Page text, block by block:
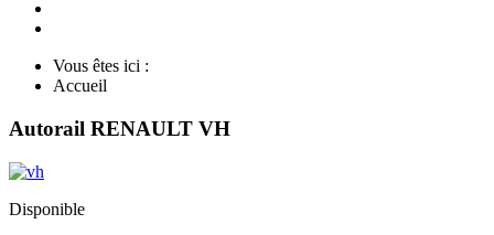
Vous êtes ici :
Accueil
Autorail RENAULT VH
Disponible